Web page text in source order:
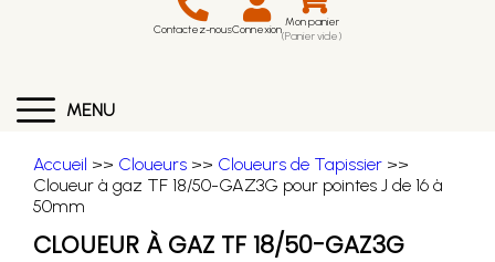
Contactez-nousConnexion Mon panier
(Panier vide)
MENU
Accueil >> Cloueurs >> Cloueurs de Tapissier >>
Cloueur à gaz TF 18/50-GAZ3G pour pointes J de 16 à
50mm
CLOUEUR À GAZ TF 18/50-GAZ3G